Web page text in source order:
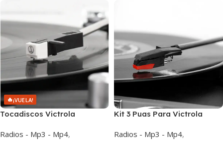
🔥¡VUELA!
Tocadiscos Victrola
Estéreo
Radios - Mp3 - Mp4,
Kit 3 Puas Para Victrola
Radios - Mp3 - Mp4,